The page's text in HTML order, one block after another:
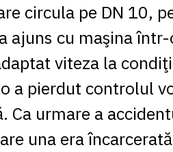
1 MDL
= 0.2538
= 0.2227
1 NOK= 0.4191
1 NZD
1 PLN= 1.1646
= 0.0425
1 RUB= 0.0530
1 SEK = 0.4526
1 TRY= 0.1141
1 UAH= 0.1048
1 XDR= 5.9383
1 ZAR = 0.2318
circula pe DN 10,
ajuns cu maşina
viteza la
a pierdut controlul
Ca urmare a
una era